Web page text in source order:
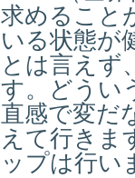
求めること
いる状態が
とは言えず
す。どうい
直感で変だ
えて行きま
ップは行い